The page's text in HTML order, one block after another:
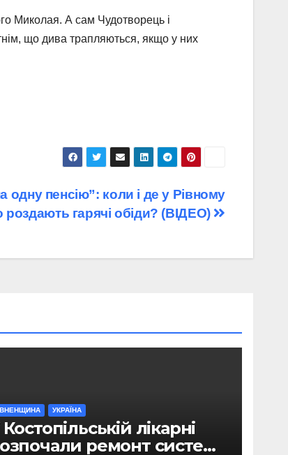
Миколая. А сам Чудотворець і
що дива трапляються, якщо у них
одну пенсію”: коли і де у Рівному
роздають гарячі обіди? (ВІДЕО)
УКРАЇНА
лікарні
ремонт системи